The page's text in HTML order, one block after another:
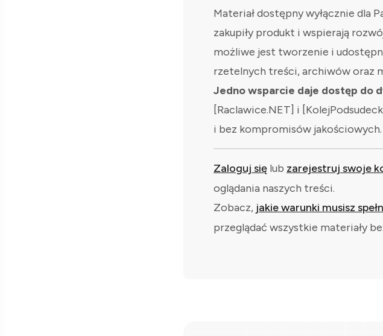
Materiał dostępny wyłącznie dla
zakupiły produkt i wspierają
możliwe jest tworzenie i
rzetelnych treści, archiwów oraz
Jedno wsparcie daje dostęp do
[Raclawice.NET] i
i bez kompromisów jakościowych.
Zaloguj się lub zarejestruj swoje
oglądania naszych treści.
Zobacz, jakie warunki musisz
przeglądać wszystkie materiały